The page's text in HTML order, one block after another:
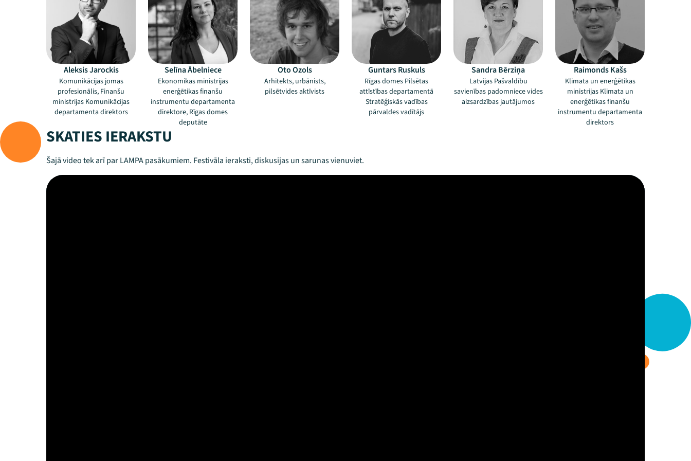
Aleksis Jarockis
Komunikācijas jomas
profesionālis, Finanšu
ministrijas Komunikācijas
departamenta direktors
Selīna Ābelniece
Ekonomikas ministrijas
enerģētikas finanšu
instrumentu departamenta
direktore, Rīgas domes
deputāte
Oto Ozols
Arhitekts, urbānists,
pilsētvides aktīvists
Guntars Ruskuls
Rīgas domes Pilsētas
attīstības departamentā
Stratēģiskās vadības
pārvaldes vadītājs
Sandra Bērziņa
Latvijas Pašvaldību
savienības padomniece vides
aizsardzības jautājumos
Raimonds Kašs
Klimata un enerģētikas
ministrijas Klimata un
enerģētikas finanšu
instrumentu departamenta
direktors
SKATIES IERAKSTU
Šajā video tek arī par LAMPA pasākumiem. Festivāla ieraksti, diskusijas un sarunas vienuviet.